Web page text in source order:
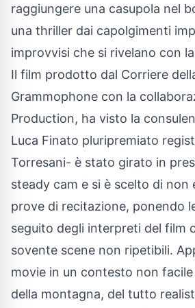
raggiungere una casupola nel
una thriller dai capolgimenti
improvvisi che si rivelano con
Il film prodotto dal Corriere
Grammophone con la
Production, ha visto la
Luca Finato pluripremiato
Torresani- è stato girato in
steady cam e si è scelto di
prove di recitazione, ponendo
seguito degli interpreti del film
sovente scene non ripetibili.
movie in un contesto non
della montagna, del tutto